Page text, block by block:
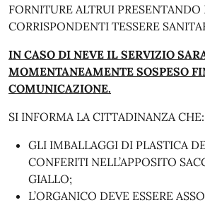
FORNITURE ALTRUI PRESENTANDO
CORRISPONDENTI TESSERE
IN CASO DI NEVE IL SERVIZIO
MOMENTANEAMENTE SOSPESO
COMUNICAZIONE.
SI INFORMA LA CITTADINANZA CHE:
GLI IMBALLAGGI DI PLASTICA
CONFERITI NELL’APPOSITO
GIALLO;
L’ORGANICO DEVE ESSERE